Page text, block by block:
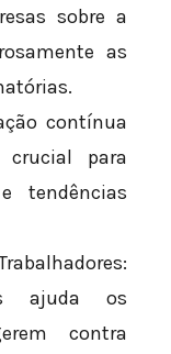
sobre a
as
contínua
para
tendências
ajuda os
contra